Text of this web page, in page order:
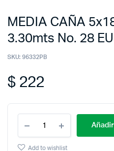
MEDIA CAÑA
3.30mts No. 28
SKU: 96332PB
$222
Add to wishlist